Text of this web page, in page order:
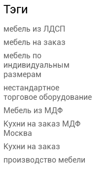
Тэги
мебель из ЛДСП
мебель на заказ
мебель по
индивидуальным
размерам
нестандартное
торговое оборудование
Мебель из МДФ
Кухни на заказ МДФ
Москва
Кухни на заказ
производство мебели